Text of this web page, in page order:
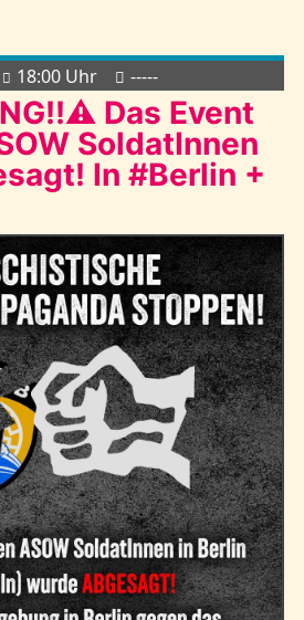
18:00 Uhr -----
Das Event
SoldatInnen
In #Berlin +